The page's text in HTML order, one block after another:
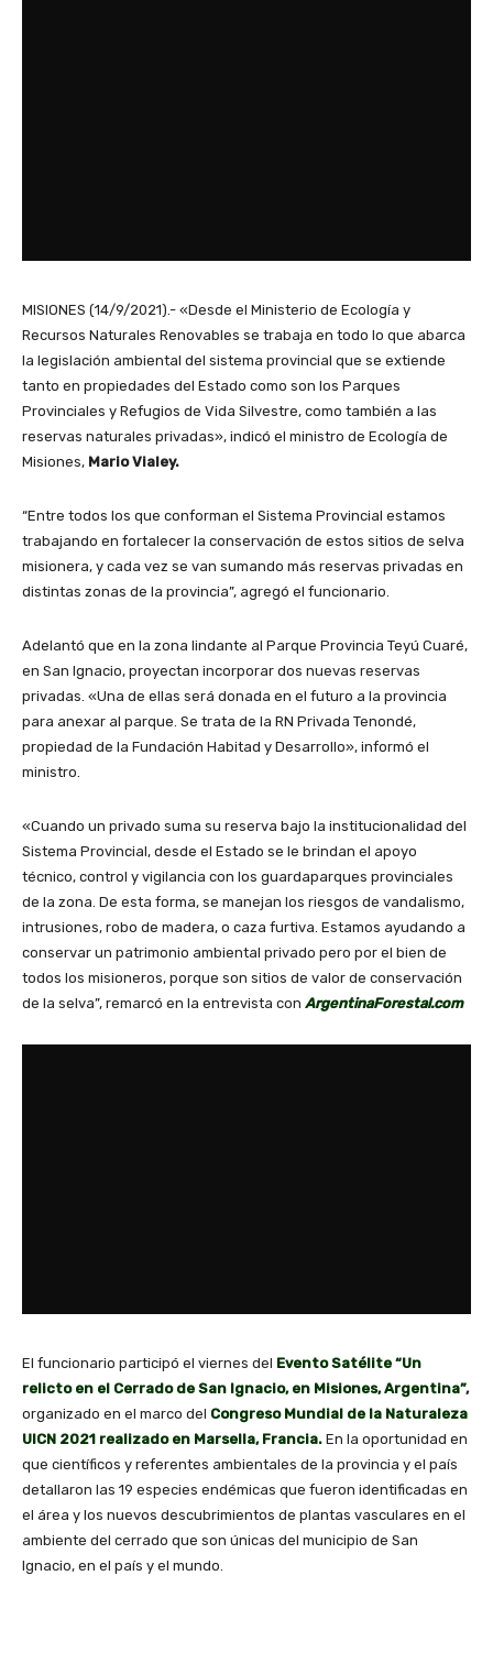
MISIONES (14/9/2021).- «Desde el Ministerio de Ecología y
Recursos Naturales Renovables se trabaja en todo lo que abarca
la legislación ambiental del sistema provincial que se extiende
tanto en propiedades del Estado como son los Parques
Provinciales y Refugios de Vida Silvestre, como también a las
reservas naturales privadas», indicó el ministro de Ecología de
Misiones, Mario Vialey.
“Entre todos los que conforman el Sistema Provincial estamos
trabajando en fortalecer la conservación de estos sitios de selva
misionera, y cada vez se van sumando más reservas privadas en
distintas zonas de la provincia”, agregó el funcionario.
Adelantó que en la zona lindante al Parque Provincia Teyú Cuaré,
en San Ignacio, proyectan incorporar dos nuevas reservas
privadas. «Una de ellas será donada en el futuro a la provincia
para anexar al parque. Se trata de la RN Privada Tenondé,
propiedad de la Fundación Habitad y Desarrollo», informó el
ministro.
«Cuando un privado suma su reserva bajo la institucionalidad del
Sistema Provincial, desde el Estado se le brindan el apoyo
técnico, control y vigilancia con los guardaparques provinciales
de la zona. De esta forma, se manejan los riesgos de vandalismo,
intrusiones, robo de madera, o caza furtiva. Estamos ayudando a
conservar un patrimonio ambiental privado pero por el bien de
todos los misioneros, porque son sitios de valor de conservación
de la selva”, remarcó en la entrevista con ArgentinaForestal.com
El funcionario participó el viernes del Evento Satélite “Un
relicto en el Cerrado de San Ignacio, en Misiones, Argentina”,
organizado en el marco del Congreso Mundial de la Naturaleza
UICN 2021 realizado en Marsella, Francia. En la oportunidad en
que científicos y referentes ambientales de la provincia y el país
detallaron las 19 especies endémicas que fueron identificadas en
el área y los nuevos descubrimientos de plantas vasculares en el
ambiente del cerrado que son únicas del municipio de San
Ignacio, en el país y el mundo.